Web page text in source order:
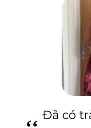
Đã có